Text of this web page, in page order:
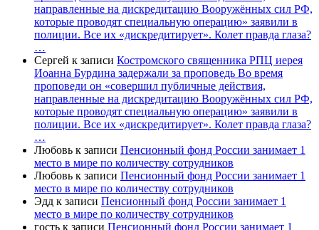
направленные на дискредитацию Вооружённых сил РФ,
которые проводят специальную операцию» заявили в
полиции. Все их «дискредитирует». Колет правда глаза?
…
Сергей к записи Костромского священника РПЦ иерея
Иоанна Бурдина задержали за проповедь Во время
проповеди он «совершил публичные действия,
направленные на дискредитацию Вооружённых сил РФ,
которые проводят специальную операцию» заявили в
полиции. Все их «дискредитирует». Колет правда глаза?
…
Любовь к записи Пенсионный фонд России занимает 1
место в мире по количеству сотрудников
Любовь к записи Пенсионный фонд России занимает 1
место в мире по количеству сотрудников
Эдд к записи Пенсионный фонд России занимает 1
место в мире по количеству сотрудников
гость к записи Пенсионный фонд России занимает 1